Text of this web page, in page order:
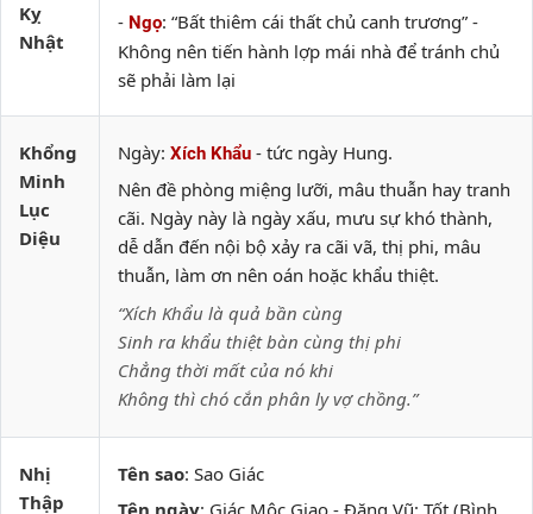
Kỵ
Nhật
- Ngọ: “Bất thiêm cái thất chủ canh trương” -
Không nên tiến hành lợp mái nhà để tránh chủ
sẽ phải làm lại
Khổng
Minh
Lục
Diệu
Ngày: Xích Khẩu - tức ngày Hung.
Nên đề phòng miệng lưỡi, mâu thuẫn hay tranh
cãi. Ngày này là ngày xấu, mưu sự khó thành,
dễ dẫn đến nội bộ xảy ra cãi vã, thị phi, mâu
thuẫn, làm ơn nên oán hoặc khẩu thiệt.
“Xích Khẩu là quả bần cùng
Sinh ra khẩu thiệt bàn cùng thị phi
Chẳng thời mất của nó khi
Không thì chó cắn phân ly vợ chồng.”
Nhị
Thập
Tên sao: Sao Giác
Tên ngày: Giác Mộc Giao - Đặng Vũ: Tốt (Bình